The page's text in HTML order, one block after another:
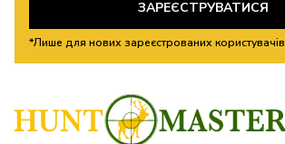
ЗАРЕЄСТРУВАТИСЯ
*Лише для нових зареєстрованих користувачів